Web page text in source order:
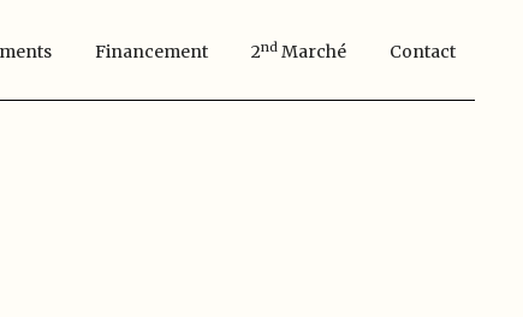
Financement 2Nd Marché Contact